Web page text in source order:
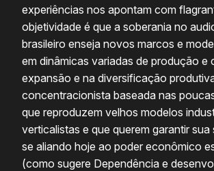
experiências nos apontam com
objetividade é que a soberania no
brasileiro enseja novos marcos e
em dinâmicas variadas de produção e
expansão e na diversificação
concentracionista baseada nas
que reproduzem velhos modelos
verticalistas e que querem garantir
se aliando hoje ao poder econômico
(como sugere Dependência e